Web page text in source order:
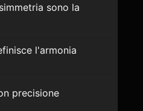
sono la
l'armonia
precisione